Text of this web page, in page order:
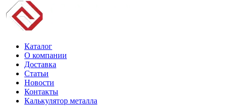
Каталог
О компании
Доставка
Статьи
Новости
Контакты
Калькулятор металла